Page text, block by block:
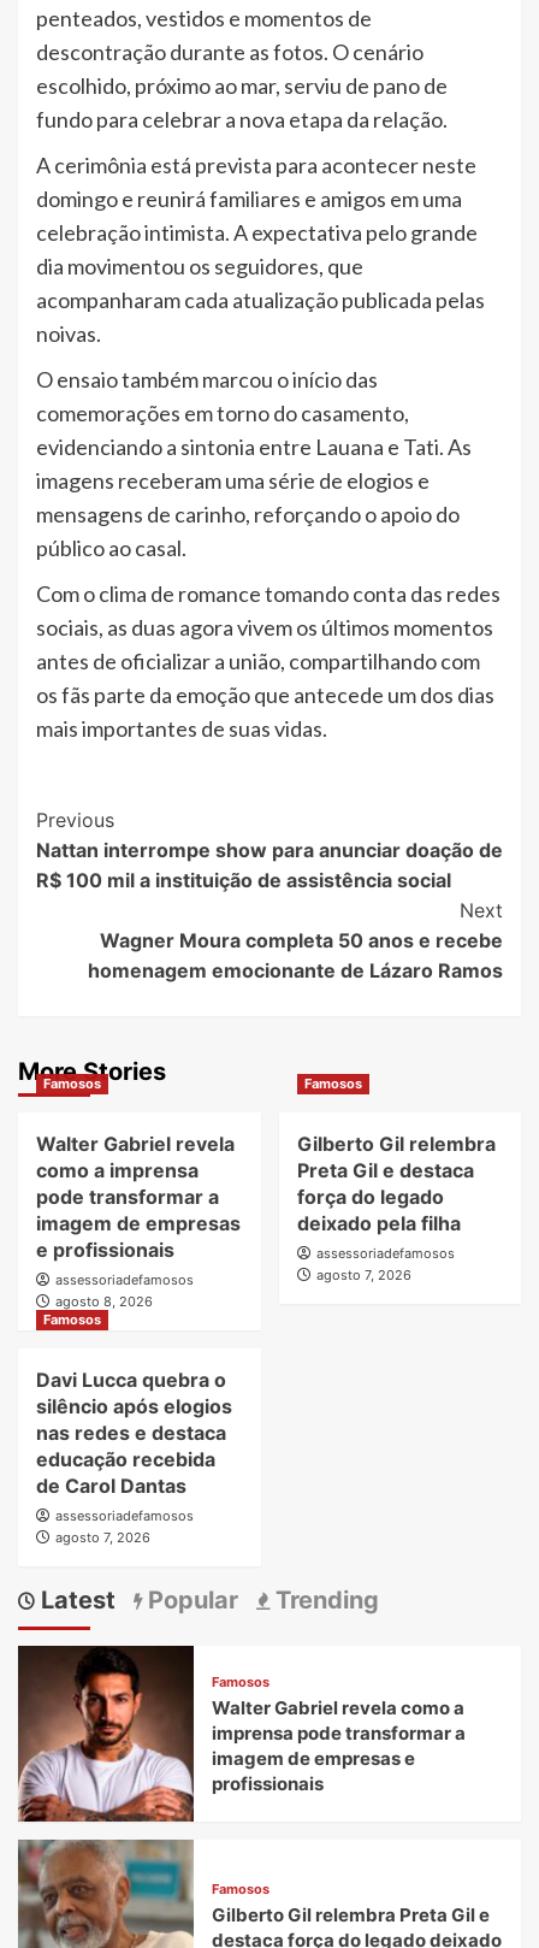
penteados, vestidos e momentos de
descontração durante as fotos. O cenário
escolhido, próximo ao mar, serviu de pano de
fundo para celebrar a nova etapa da relação.
A cerimônia está prevista para acontecer neste
domingo e reunirá familiares e amigos em uma
celebração intimista. A expectativa pelo grande
dia movimentou os seguidores, que
acompanharam cada atualização publicada pelas
noivas.
O ensaio também marcou o início das
comemorações em torno do casamento,
evidenciando a sintonia entre Lauana e Tati. As
imagens receberam uma série de elogios e
mensagens de carinho, reforçando o apoio do
público ao casal.
Com o clima de romance tomando conta das redes
sociais, as duas agora vivem os últimos momentos
antes de oficializar a união, compartilhando com
os fãs parte da emoção que antecede um dos dias
mais importantes de suas vidas.
Post
Navigation
Previous
Nattan interrompe show para anunciar doação de
R$ 100 mil a instituição de assistência social
Next
Wagner Moura completa 50 anos e recebe
homenagem emocionante de Lázaro Ramos
More Stories
Famosos
Walter Gabriel revela
como a imprensa
pode transformar a
imagem de empresas
e profissionais
assessoriadefamosos
agosto 8, 2026
Famosos
Gilberto Gil relembra
Preta Gil e destaca
força do legado
deixado pela filha
assessoriadefamosos
agosto 7, 2026
Famosos
Davi Lucca quebra o
silêncio após elogios
nas redes e destaca
educação recebida
de Carol Dantas
assessoriadefamosos
agosto 7, 2026
Latest Popular Trending
Famosos
Walter Gabriel revela como a
imprensa pode transformar a
imagem de empresas e
profissionais
Famosos
Gilberto Gil relembra Preta Gil e
destaca força do legado deixado